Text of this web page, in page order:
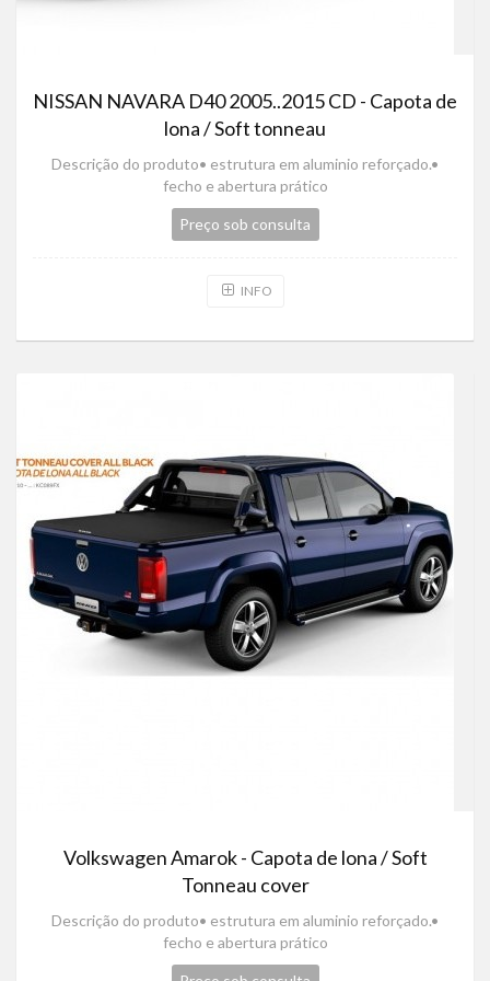
NISSAN NAVARA D40 2005..2015 CD - Capota de
lona / Soft tonneau
Descrição do produto• estrutura em aluminio reforçado.•
fecho e abertura prático
Preço sob consulta
INFO
Volkswagen Amarok - Capota de lona / Soft
Tonneau cover
Descrição do produto• estrutura em aluminio reforçado.•
fecho e abertura prático